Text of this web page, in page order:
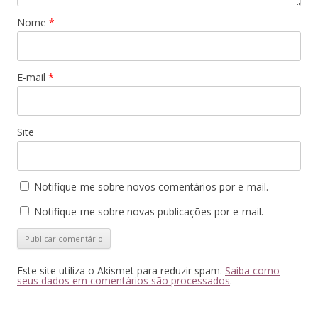
Nome *
E-mail *
Site
Notifique-me sobre novos comentários por e-mail.
Notifique-me sobre novas publicações por e-mail.
Este site utiliza o Akismet para reduzir spam. Saiba como
seus dados em comentários são processados.